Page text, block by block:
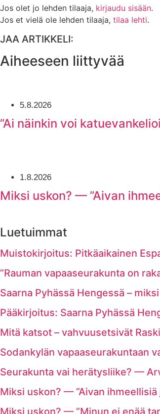
Jos olet jo lehden tilaaja, kirjaudu sisään.
Jos et vielä ole lehden tilaaja, tilaa lehti.
JAA ARTIKKELI:
Aiheeseen liittyvää
5.8.2026
”Ai näinkin voi
1.8.2026
Miksi uskon? — ”Aivan
Luetuimmat
Muistokirjoitus: Pitkäaikainen
”Rauman vapaaseurakunta on
Saarna Pyhässä Hengessä –
Pääkirjoitus: Saarna Pyhässä
Mitä katsot – vahvuusetsivät
Sodankylän vapaaseurakuntaan
Seurakunta vai herätysliike? —
Miksi uskon? — ”Aivan ihmeellisiä
Miksi uskon? — ”Minun ei enää